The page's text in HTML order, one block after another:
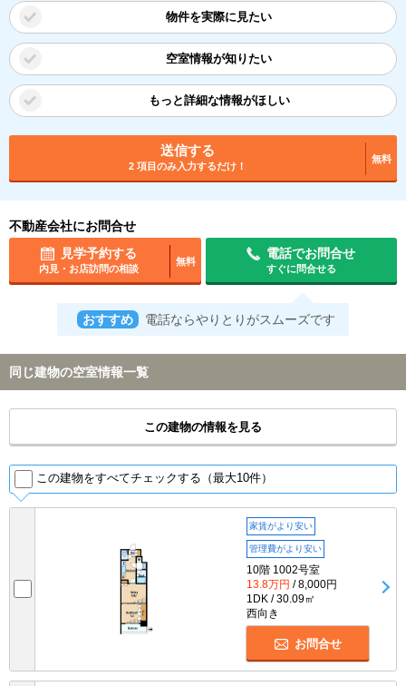
物件を実際に見たい
空室情報が知りたい
もっと詳細な情報がほしい
送信する
2 項目のみ入力するだけ！
無料
不動産会社にお問合せ
見学予約する
内見・お店訪問の相談
無料
電話でお問合せ
すぐに問合せる
おすすめ 電話ならやりとりがスムーズです
同じ建物の空室情報一覧
この建物の情報を見る
この建物をすべてチェックする（最大10件）
家賃がより安い
管理費がより安い
10階 1002号室
13.8万円 / 8,000円
1DK / 30.09㎡
西向き
お問合せ